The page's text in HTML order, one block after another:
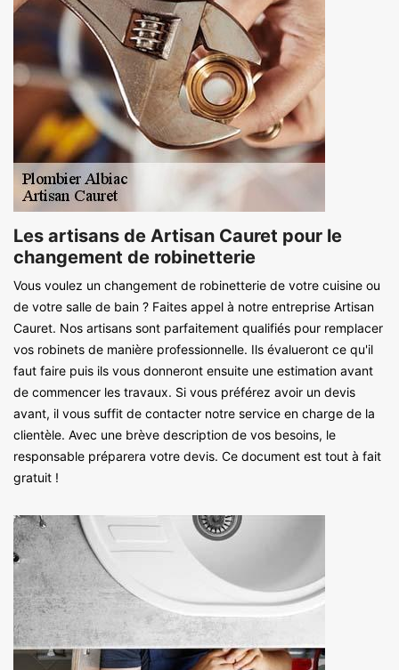
Les artisans de Artisan Cauret pour le
changement de robinetterie
Vous voulez un changement de robinetterie de votre cuisine ou
de votre salle de bain ? Faites appel à notre entreprise Artisan
Cauret. Nos artisans sont parfaitement qualifiés pour remplacer
vos robinets de manière professionnelle. Ils évalueront ce qu'il
faut faire puis ils vous donneront ensuite une estimation avant
de commencer les travaux. Si vous préférez avoir un devis
avant, il vous suffit de contacter notre service en charge de la
clientèle. Avec une brève description de vos besoins, le
responsable préparera votre devis. Ce document est tout à fait
gratuit !